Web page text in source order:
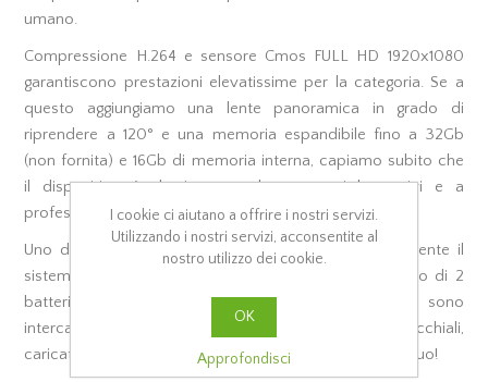
umano.
Compressione H.264 e sensore Cmos FULL HD 1920x1080
garantiscono prestazioni elevatissime per la categoria. Se a
questo aggiungiamo una lente panoramica in grado di
riprendere a 120° e una memoria espandibile fino a 32Gb
(non fornita) e 16Gb di memoria interna, capiamo subito che
il dispositivo è destinato anche a scopi lavorativi e a
professionisti del settore.
Uno dei punti di forza di questo prodotto è certamente il
sistema di alimentazione; infatti il dispositivo è dotato di 2
batterie incastonate nelle astine che quindi sono
intercambiabili e soprattutto, mentre utilizzate gli occhiali,
caricate l'altra batteria per un utilizzo pressochè continuo!
I cookie ci aiutano a offrire i nostri servizi.
Utilizzando i nostri servizi, acconsentite al
nostro utilizzo dei cookie.
OK
Approfondisci